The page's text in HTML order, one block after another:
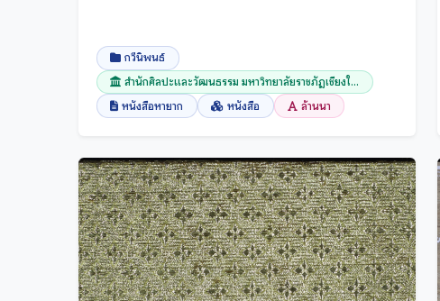
ภาษาศาสตร์
อรรภกถา ฎีกา และปกรณ์วิเสสต่างๆ
อานิสงส์
เอกสารโบราณ
โหราศาสตร์
ไสยศาสตร์
ชัยนาท
ชัยภูมิ
ตรัง
ตราด
ตาก
นครนายก
นครปฐม
กวีนิพนธ์
สำนักศิลปะและวัฒนธรรม มหาวิทยาลัยราชภัฏเชียงใ...
หนังสือหายาก
หนังสือ ล้านนา